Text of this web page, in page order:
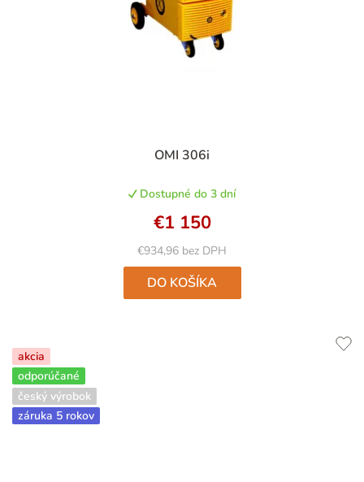
OMI 306i
Dostupné do 3 dní
€934,96 bez DPH
€1 150
DO KOŠÍKA
akcia
odporúčané
český výrobok
záruka 5 rokov